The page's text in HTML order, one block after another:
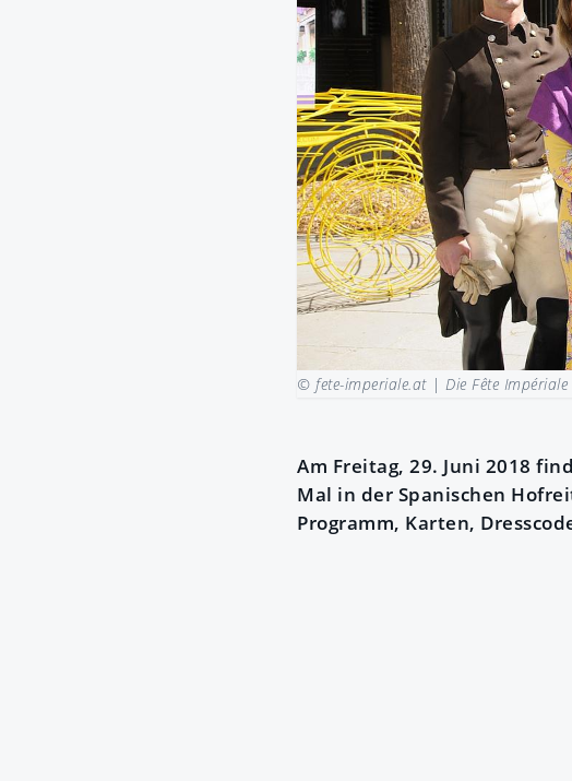
© fete-imperiale.at | Die Fête
Am Freitag, 29. Juni 2018
Mal in der Spanischen
Programm, Karten,